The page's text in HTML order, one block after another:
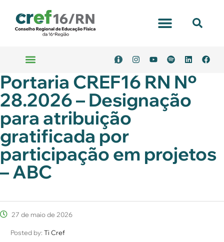
Portaria CREF16 RN Nº
28.2026 – Designação
para atribuição
gratificada por
participação em projetos
– ABC
27 de maio de 2026
Posted by: Ti Cref